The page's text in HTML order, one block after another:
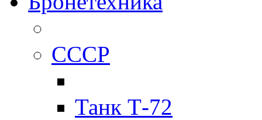
СССР
Танк Т-72